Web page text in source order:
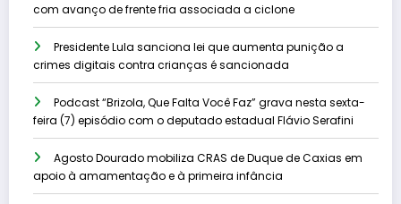
com avanço de frente fria associada a ciclone
Presidente Lula sanciona lei que aumenta punição a
crimes digitais contra crianças é sancionada
Podcast “Brizola, Que Falta Você Faz” grava nesta sexta-
feira (7) episódio com o deputado estadual Flávio Serafini
Agosto Dourado mobiliza CRAS de Duque de Caxias em
apoio à amamentação e à primeira infância